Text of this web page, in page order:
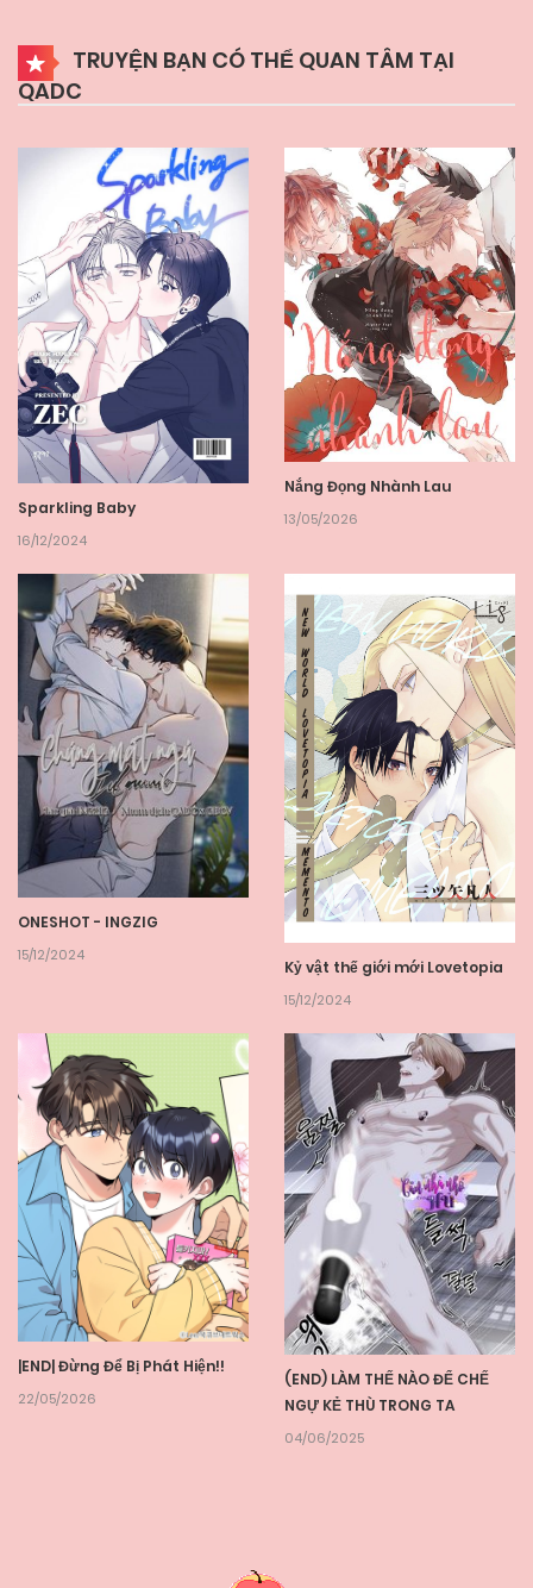
TRUYỆN BẠN CÓ THỂ QUAN TÂM TẠI
QADC
Sparkling Baby
16/12/2024
Nắng Đọng Nhành Lau
13/05/2026
ONESHOT - INGZIG
15/12/2024
Kỷ vật thế giới mới Lovetopia
15/12/2024
|END| Đừng Để Bị Phát Hiện!!
22/05/2026
(END) LÀM THẾ NÀO ĐỂ CHẾ
NGỰ KẺ THÙ TRONG TA
04/06/2025